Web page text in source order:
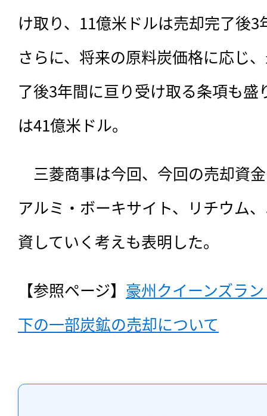
け取り、11億米ドルは売却完了後
さらに、将来の原料炭価格に応じ
了後3年間に亘り受け取る条項も盛
は41億米ドル。
三菱商事は今回、今回の売却資
アルミ・ボーキサイト、リチウム
資していく考えも表明した。
【参照ページ】 豪州クイーンズラ
下の一部炭鉱の売却について